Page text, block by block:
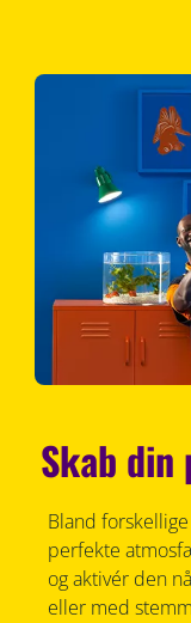
Skab din
Bland
perfekte
og aktivér den
eller med